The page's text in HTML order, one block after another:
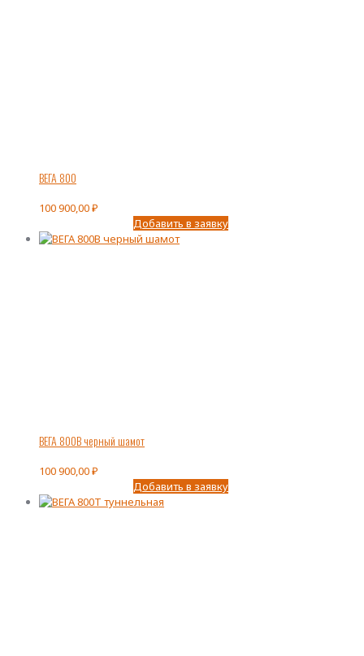
ВЕГА 800
100 900,00₽
Добавить в заявку
ВЕГА 800В черный шамот
100 900,00₽
Добавить в заявку